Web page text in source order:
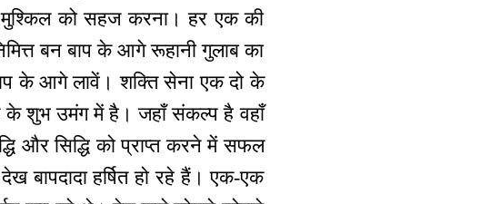
मुश्किल को सहज करना। हर एक की
बन बाप के आगे रूहानी गुलाब का
के आगे लावें। शक्ति सेना एक दो के
के शुभ उमंग में है। जहाँ संकल्प है वहाँ
और सिद्धि को प्राप्त करने में सफल
बापदादा हर्षित हो रहे हैं। एक-एक